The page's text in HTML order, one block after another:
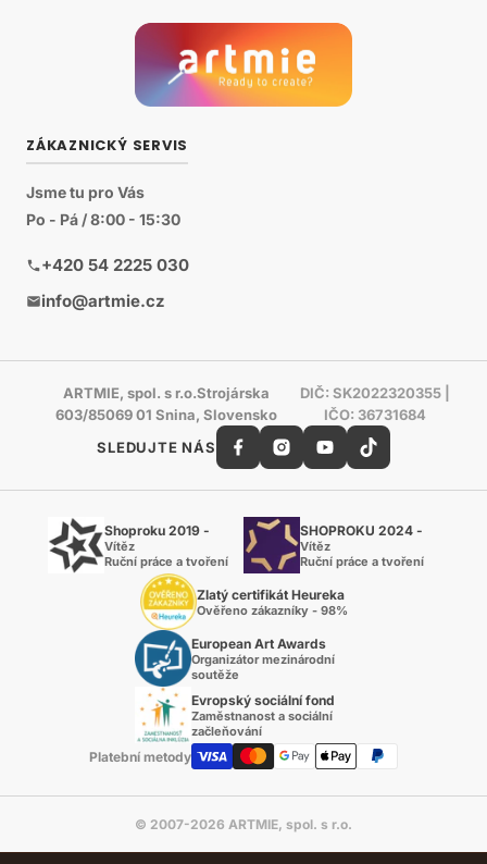
ZÁKAZNICKÝ SERVIS
Jsme tu pro Vás
Po - Pá / 8:00 - 15:30
+420 54 2225 030
info@artmie.cz
ARTMIE, spol. s r.o.Strojárska
603/85069 01 Snina, Slovensko
DIČ: SK2022320355 |
IČO: 36731684
SLEDUJTE NÁS
Shoproku 2019 -
Vítěz
Ruční práce a tvoření
SHOPROKU 2024 -
Vítěz
Ruční práce a tvoření
Zlatý certifikát Heureka
Ověřeno zákazníky - 98%
European Art Awards
Organizátor mezinárodní
soutěže
Evropský sociální fond
Zaměstnanost a sociální
začleňování
Platební metody
© 2007-2026 ARTMIE, spol. s r.o.